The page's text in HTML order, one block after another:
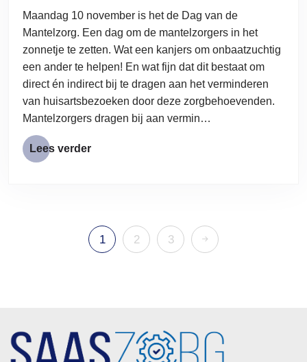
Maandag 10 november is het de Dag van de
Mantelzorg. Een dag om de mantelzorgers in het
zonnetje te zetten. Wat een kanjers om onbaatzuchtig
een ander te helpen! En wat fijn dat dit bestaat om
direct én indirect bij te dragen aan het verminderen
van huisartsbezoeken door deze zorgbehoevenden.
Mantelzorgers dragen bij aan vermin…
Lees verder
1 2 3